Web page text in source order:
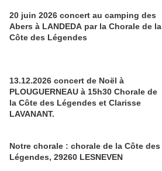
20 juin 2026 concert au camping des
Abers à LANDEDA par la Chorale de la
Côte des Légendes
13.12.2026 concert de Noël à
PLOUGUERNEAU à 15h30 Chorale de
la Côte des Légendes et Clarisse
LAVANANT.
Notre chorale : chorale de la Côte des
Légendes, 29260 LESNEVEN